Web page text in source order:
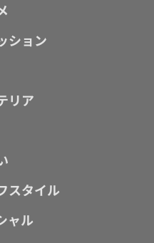
ション
リア
スタイル
ャル